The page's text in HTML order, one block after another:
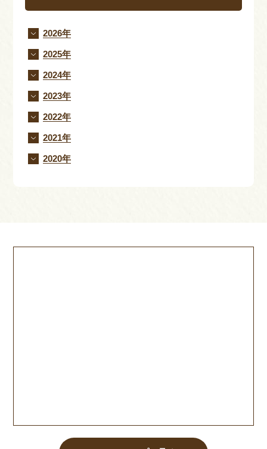
2026年
2025年
2024年
2023年
2022年
2021年
2020年